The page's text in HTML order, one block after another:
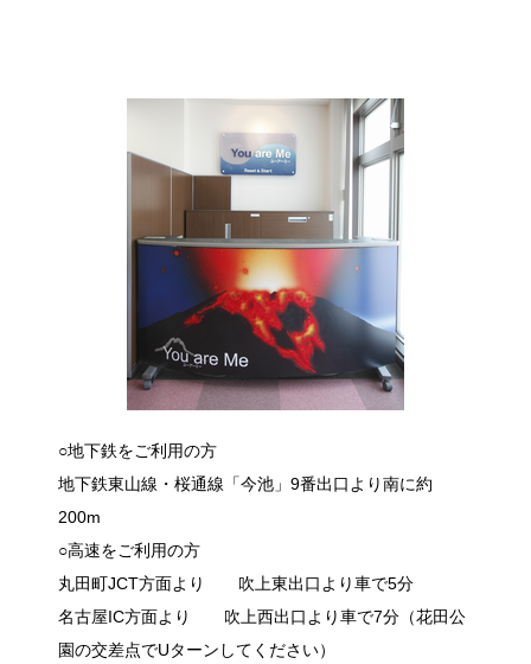
○地下鉄をご利用の方
地下鉄東山線・桜通線「今池」9番出口より南に約
200m
○高速をご利用の方
丸田町JCT方面より 吹上東出口より車で5分
名古屋IC方面より 吹上西出口より車で7分（花田公
園の交差点でUターンしてください）